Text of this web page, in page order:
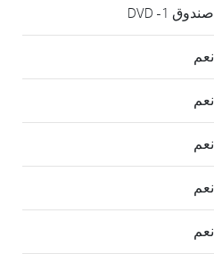
صندوق 1- DVD
نعم
نعم
نعم
نعم
نعم